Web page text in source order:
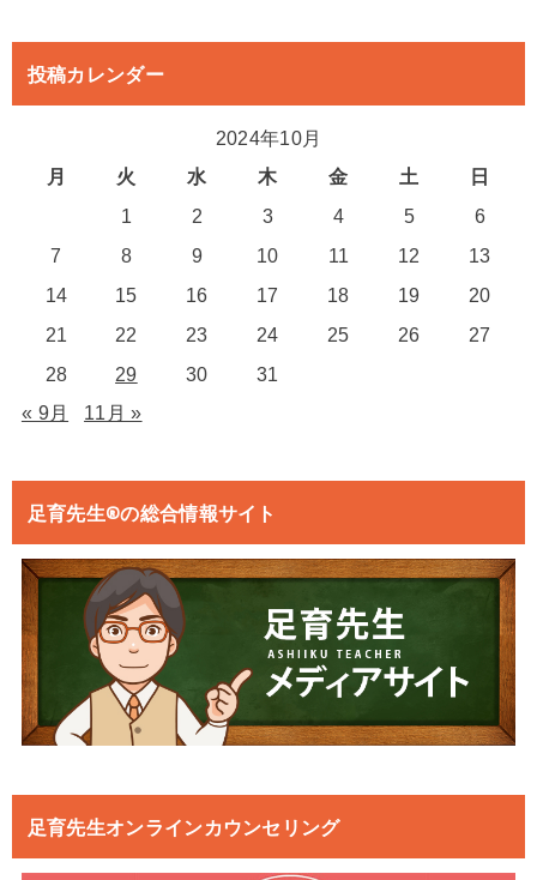
投稿カレンダー
2024年10月
月
火 水 木 金 土
日
1
2 3 4 5
6
7
8 9 10 11 12
13
14
15 16 17 18 19
20
21
22 23 24 25 26
27
28
29 30
31
« 9月
11月 »
足育先生®の総合情報サイト
足育先生オンラインカウンセリング